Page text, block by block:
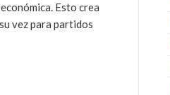
Esto crea
vez para partidos